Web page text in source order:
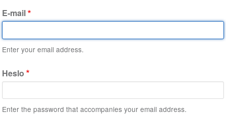
E-mail
Enter your email address.
Heslo
Enter the password that accompanies your email address.